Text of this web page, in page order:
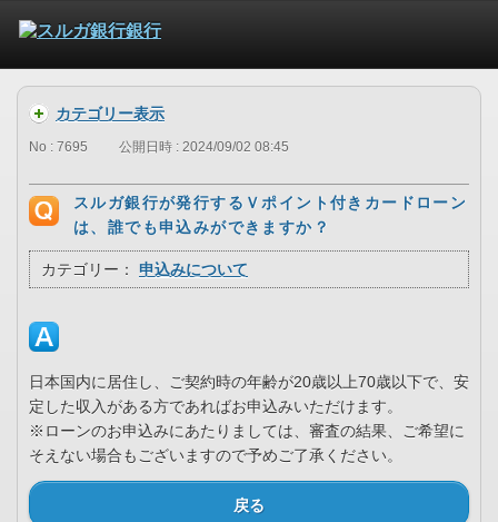
カテゴリー表示
No : 7695 公開日時 : 2024/09/02 08:45
スルガ銀行が発行するＶポイント付きカードローン
は、誰でも申込みができますか？
カテゴリー： 申込みについて
日本国内に居住し、ご契約時の年齢が20歳以上70歳以下で、安
定した収入がある方であればお申込みいただけます。
※ローンのお申込みにあたりましては、審査の結果、ご希望に
そえない場合もございますので予めご了承ください。
戻る